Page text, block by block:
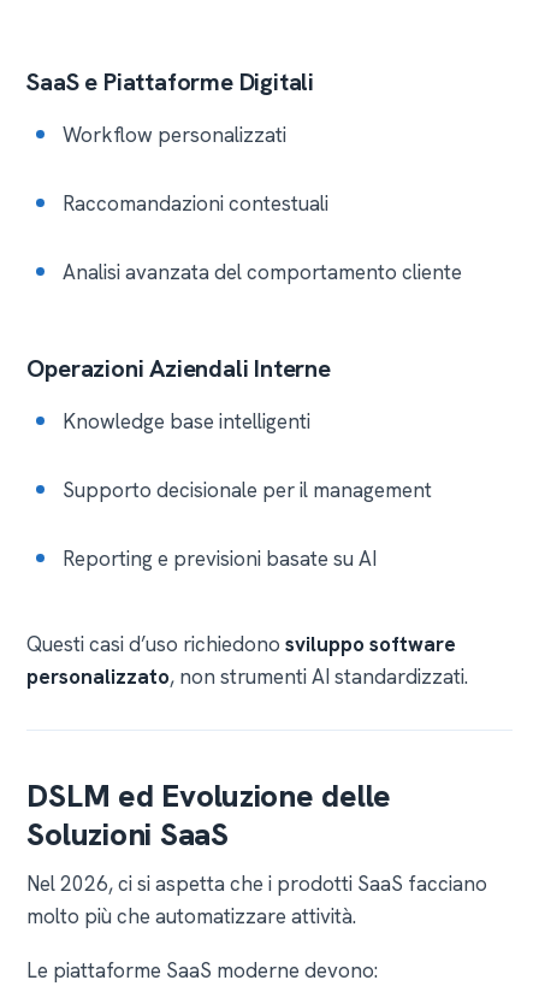
SaaS e Piattaforme Digitali
Workflow personalizzati
Raccomandazioni contestuali
Analisi avanzata del comportamento cliente
Operazioni Aziendali Interne
Knowledge base intelligenti
Supporto decisionale per il management
Reporting e previsioni basate su AI
Questi casi d’uso richiedonosviluppo software
personalizzato, non strumenti AI standardizzati.
DSLM ed Evoluzione delle
Soluzioni SaaS
Nel 2026, ci si aspetta che i prodotti SaaS facciano
molto più che automatizzare attività.
Le piattaforme SaaS moderne devono: